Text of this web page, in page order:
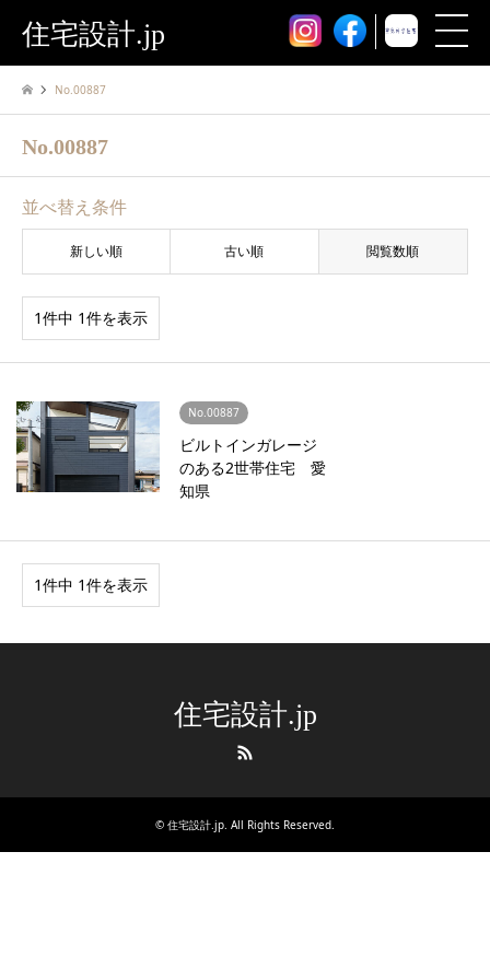
住宅設計.jp
No.00887
No.00887
並べ替え条件
新しい順 古い順 閲覧数順
1件中 1件を表示
No.00887
ビルトインガレージ
のある2世帯住宅 愛
知県
1件中 1件を表示
住宅設計.jp
© 住宅設計.jp. All Rights Reserved.